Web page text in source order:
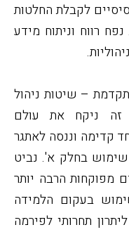
לקבלת החלטות
רווח וניתוח מידע
– שיטות ניהול
זה ניקח את עולם
קדימה וננסה לאתגר
שימוש בחלק א'. נביט
מפוקחות הרבה יותר
בעקום הלמידה
תחרותי לפירמה